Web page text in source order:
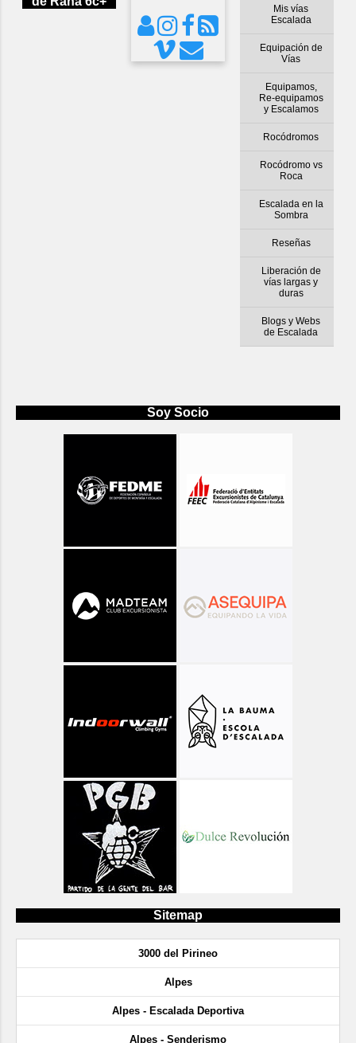
Mis vías
Escalada
Equipación de
Vías
Equipamos,
Re-equipamos
y Escalamos
Rocódromos
Rocódromo vs
Roca
Escalada en la
Sombra
Reseñas
Liberación de
vías largas y
duras
Blogs y Webs
de Escalada
Soy Socio
Sitemap
3000 del Pirineo
Alpes
Alpes - Escalada Deportiva
Alpes - Senderismo